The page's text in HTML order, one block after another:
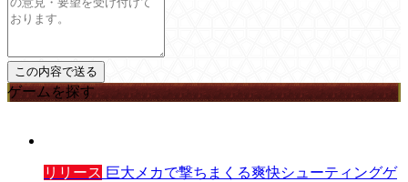
ゲームを探す
リリース 巨大メカで撃ちまくる爽快シューティングゲ